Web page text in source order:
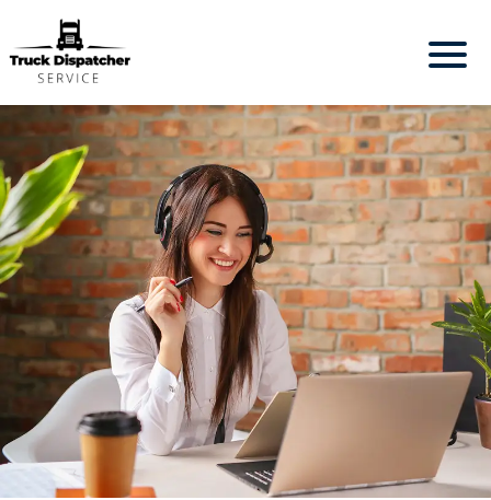
ПОЧЕМУ
МЫ
УСЛУГИ
КОНТАКТЫ